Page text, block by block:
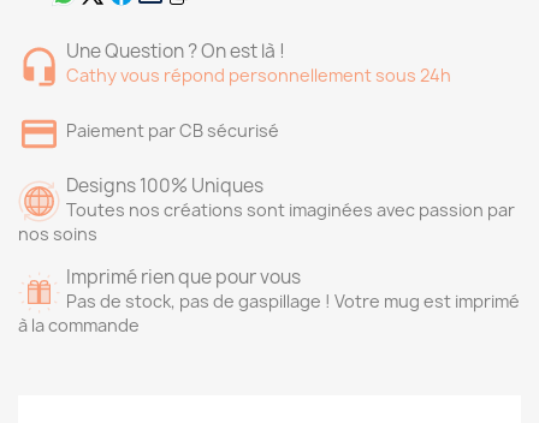
Une Question ? On est là !
Cathy vous répond personnellement sous 24h
Paiement par CB sécurisé
Designs 100% Uniques
Toutes nos créations sont imaginées avec passion par
nos soins
Imprimé rien que pour vous
Pas de stock, pas de gaspillage ! Votre mug est imprimé
à la commande